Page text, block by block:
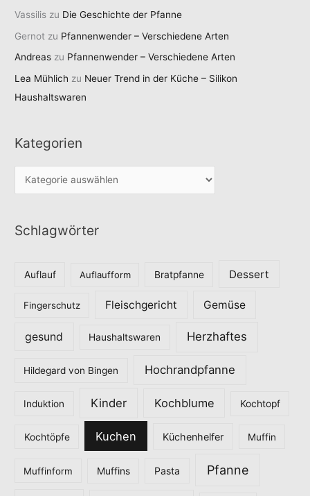
Vassilis zu Die Geschichte der Pfanne
Gernot zu Pfannenwender – Verschiedene Arten
Andreas zu Pfannenwender – Verschiedene Arten
Lea Mühlich zu Neuer Trend in der Küche – Silikon
Haushaltswaren
Kategorien
a
e
Schlagwörter
Auflauf Auflaufform Bratpfanne Dessert
Fingerschutz Fleischgericht Gemüse
gesund Haushaltswaren Herzhaftes
Hildegard von Bingen Hochrandpfanne
Induktion Kinder Kochblume Kochtopf
Kochtöpfe Kuchen Küchenhelfer Muffin
Muffinform Muffins Pasta Pfanne